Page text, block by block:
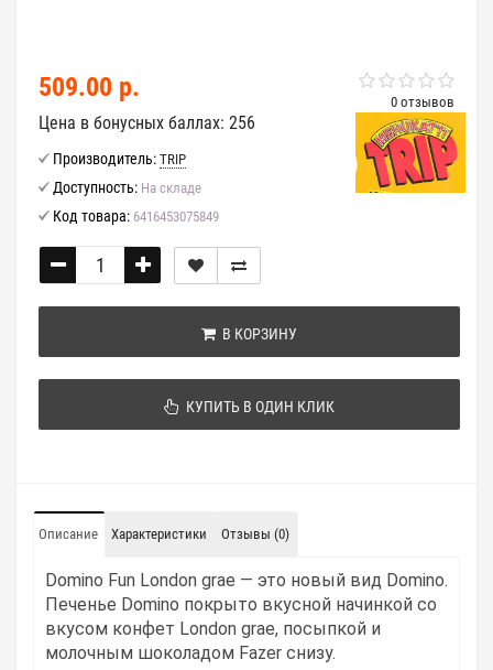
0 отзывов
509.00 р.
Цена в бонусных баллах: 256
Производитель: TRIP
Доступность: На складе
Код товара: 6416453075849
В КОРЗИНУ
КУПИТЬ В ОДИН КЛИК
Описание Характеристики Отзывы (0)
Domino Fun London grae — это новый вид Domino.
Печенье Domino покрыто вкусной начинкой со
вкусом конфет London grae, посыпкой и
молочным шоколадом Fazer снизу.